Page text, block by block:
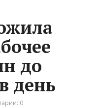
до
день
0